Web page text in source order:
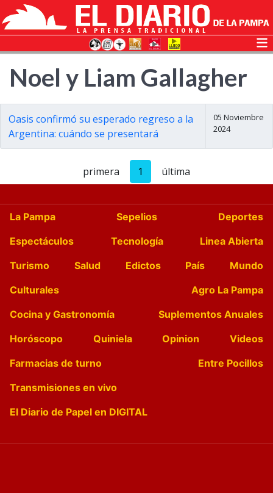
Noel y Liam Gallagher
Oasis confirmó su esperado regreso a la
Argentina: cuándo se presentará
05 Noviembre
2024
primera 1 última
La Pampa Sepelios
Deportes
Espectáculos
Tecnología
Linea Abierta
Turismo
Salud Edictos País
Mundo
Culturales
Agro La Pampa
Cocina y Gastronomía
Suplementos Anuales
Horóscopo
Quiniela Opinion
Videos
Farmacias de turno
Entre Pocillos
Transmisiones en vivo
El Diario de Papel en DIGITAL